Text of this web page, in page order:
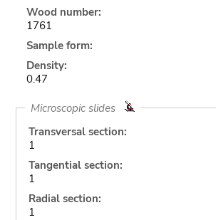
Wood number:
1761
Sample form:
Density:
0.47
Microscopic slides
Transversal section:
1
Tangential section:
1
Radial section:
1